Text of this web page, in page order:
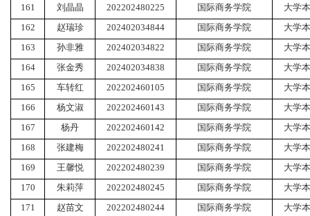
161
刘晶晶 202202480225 国际商务学院
大学
162
赵瑞珍 202402034844 国际商务学院
大学
163
孙非雅 202402034822 国际商务学院
大学
164
张金秀 202402034838 国际商务学院
大学
165
车转红 202202460105 国际商务学院
大学
166
杨文淑 202202460143 国际商务学院
大学
167
杨丹 202202460142 国际商务学院
大学
168
张建梅 202202480241 国际商务学院
大学
169
王馨悦 202202480239 国际商务学院
大学
170
朱莉萍 202202480245 国际商务学院
大学
171
赵苗文 202202480244 国际商务学院
大学